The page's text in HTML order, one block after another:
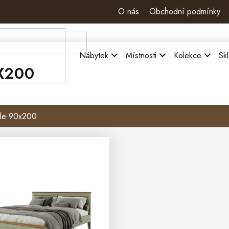
O nás Obchodní podmínky
Nábytek Místnosti Kolekce
90x200